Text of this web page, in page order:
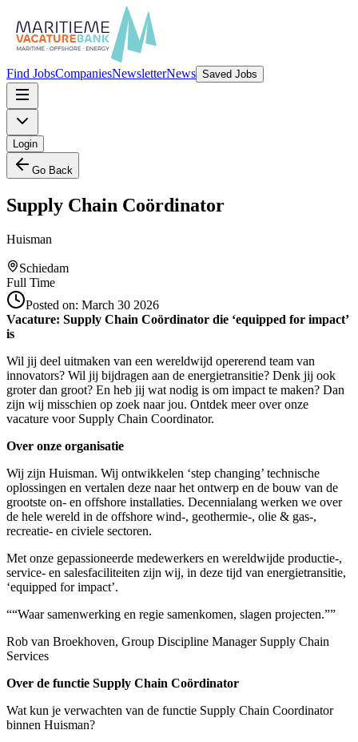
Find JobsCompaniesNewsletterNews Saved Jobs
Login
Go Back
Supply Chain Coördinator
Huisman
Schiedam
Full Time
Posted on: March 30 2026
Vacature: Supply Chain Coördinator die ‘equipped for impact’
is
Wil jij deel uitmaken van een wereldwijd opererend team van
innovators? Wil jij bijdragen aan de energietransitie? Denk jij ook
groter dan groot? En heb jij wat nodig is om impact te maken? Dan
zijn wij misschien op zoek naar jou. Ontdek meer over onze
vacature voor Supply Chain Coordinator.
Over onze organisatie
Wij zijn Huisman. Wij ontwikkelen ‘step changing’ technische
oplossingen en vertalen deze naar het ontwerp en de bouw van de
grootste on- en offshore installaties. Decennialang werken we over
de hele wereld in de offshore wind-, geothermie-, olie & gas-,
recreatie- en civiele sectoren.
Met onze gepassioneerde medewerkers en wereldwijde productie-,
service- en salesfaciliteiten zijn wij, in deze tijd van energietransitie,
‘equipped for impact’.
““Waar samenwerking en regie samenkomen, slagen projecten.””
Rob van Broekhoven, Group Discipline Manager Supply Chain
Services
Over de functie Supply Chain Coördinator
Wat kun je verwachten van de functie Supply Chain Coordinator
binnen Huisman?